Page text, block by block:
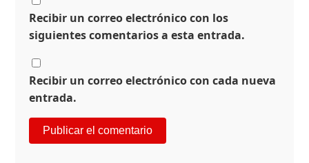
Recibir un correo electrónico con los
siguientes comentarios a esta entrada.
Recibir un correo electrónico con cada nueva
entrada.